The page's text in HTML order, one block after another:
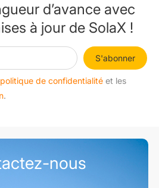
d’avance avec
à jour de SolaX !
S'abonner
politique de confidentialité et les
.
nous